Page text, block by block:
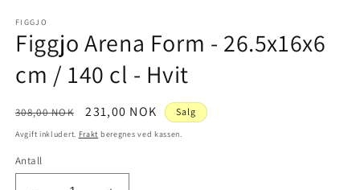
1
i
modal
FIGGJO
Figgjo Arena Form - 26.5x16x6
cm / 140 cl - Hvit
Vanlig
pris
308,00 NOK Salgspris
231,00 NOK Salg
Avgift inkludert. Frakt beregnes ved kassen.
Antall